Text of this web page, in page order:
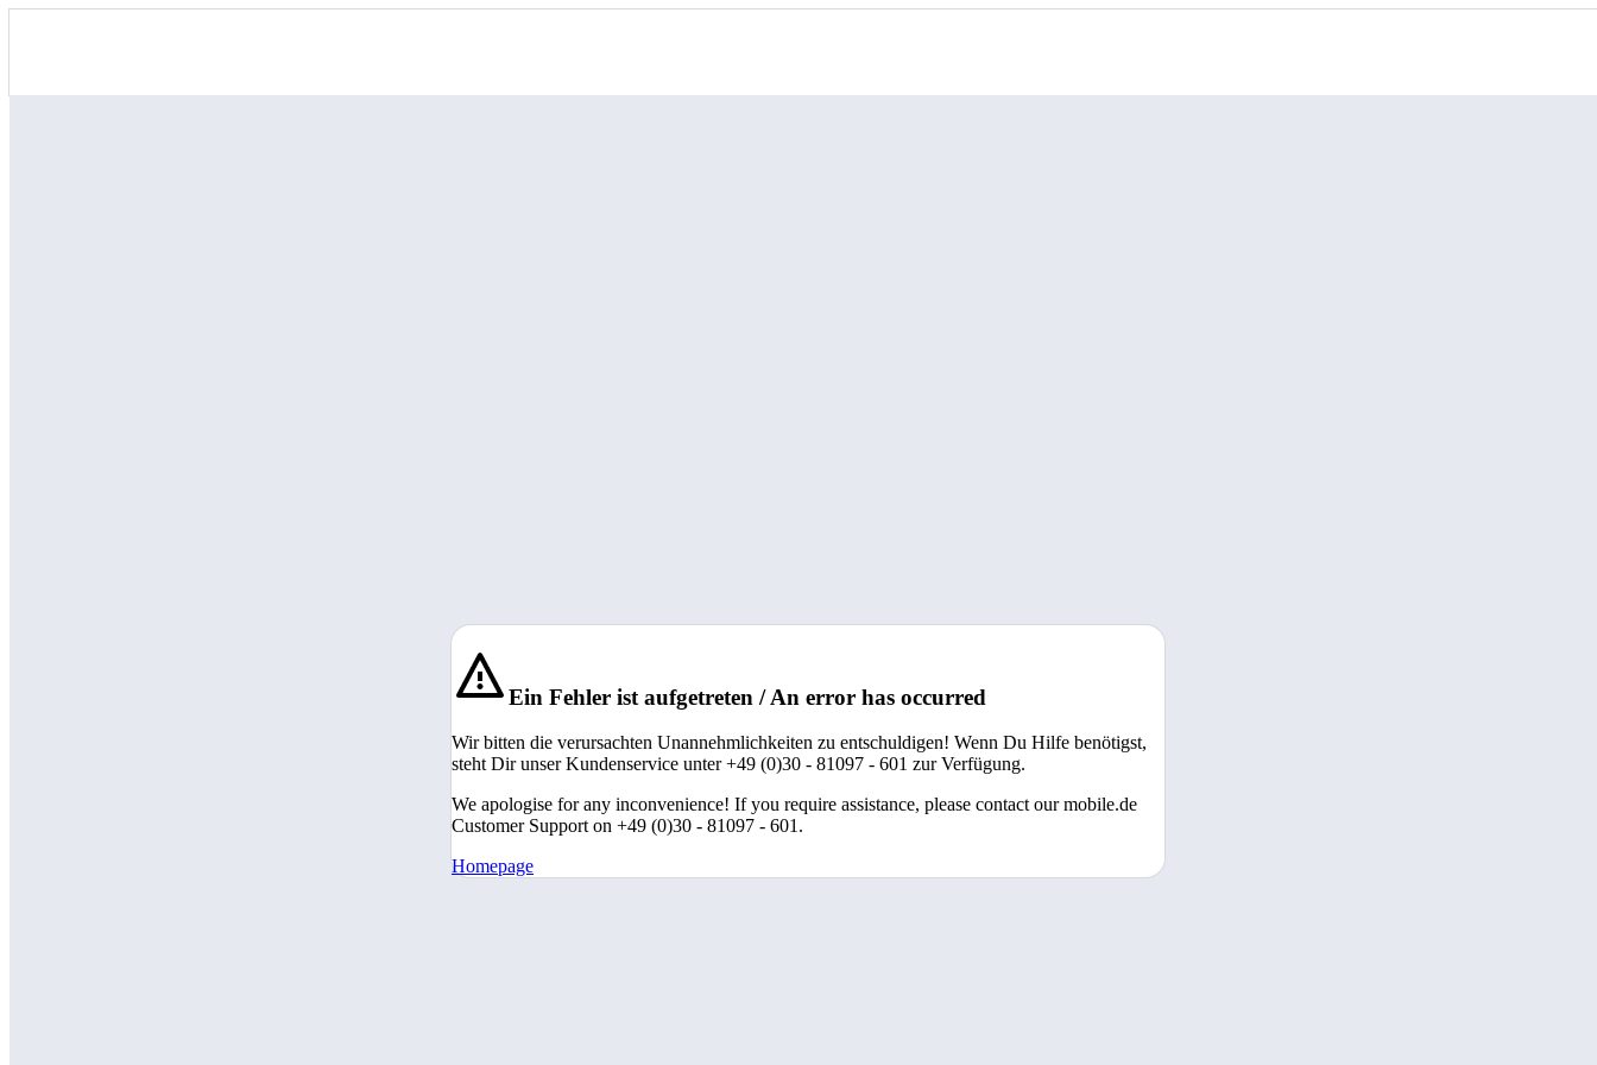
Ein Fehler ist aufgetreten / An error has occurred
Wir bitten die verursachten Unannehmlichkeiten zu entschuldigen! Wenn Du Hilfe benötigst,
steht Dir unser Kundenservice unter +49 (0)30 - 81097 - 601 zur Verfügung.
We apologise for any inconvenience! If you require assistance, please contact our mobile.de
Customer Support on +49 (0)30 - 81097 - 601.
Homepage